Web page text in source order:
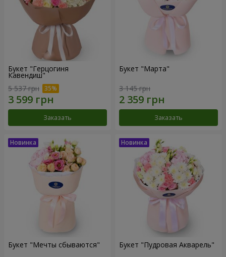
Букет "Герцогиня
Кавендиш"
5 537 грн
Заказать
Букет "Марта"
3 145 грн
Заказать
Букет "Мечты сбываются" Букет "Пудровая Акварель"